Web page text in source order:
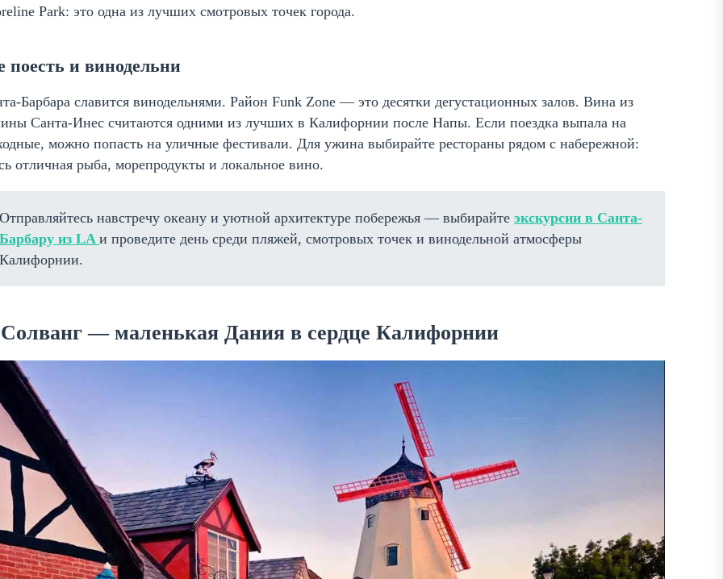
Park: это одна из лучших смотровых точек города.
поесть и винодельни
Барбара славится винодельнями. Район Funk Zone — это десятки дегустационных залов. Вина из
Санта-Инес считаются одними из лучших в Калифорнии после Напы. Если поездка выпала на
можно попасть на уличные фестивали. Для ужина выбирайте рестораны рядом с набережной:
отличная рыба, морепродукты и локальное вино.
Отправляйтесь навстречу океану и уютной архитектуре побережья — выбирайте экскурсии в Санта-
Барбару из LA и проведите день среди пляжей, смотровых точек и винодельной атмосферы
Калифорнии.
— маленькая Дания в сердце Калифорнии